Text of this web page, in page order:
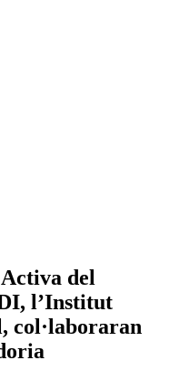
del
l’Institut
col·laboraran